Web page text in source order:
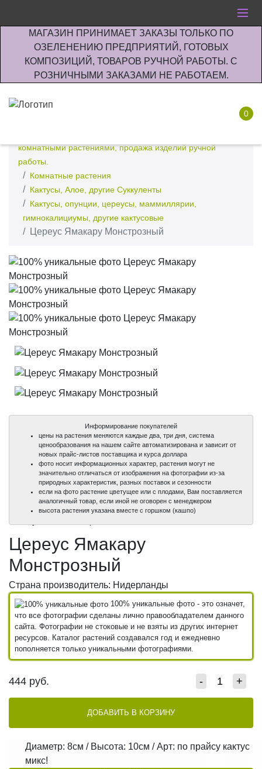
МАГАЗИН ПРИНИМАЕТ ЗАКАЗЫ ТОЛЬКО ПО
ОЗЕЛЕНЕНИЮ ПРЕДПРИЯТИЙ, ГОТОВЫХ
КОМПОЗИЦИЙ, ТОВАРОВ РУЧНОЙ РАБОТЫ. С
РОЗНИЧНЫМИ ЗАКАЗАМИ НЕ РАБОТАЕМ.
0
комнатными растениями, продажа изделий ручной
работы.
Комнатные растения
Кактусы, Алое, другие Суккуленты
Кактусы, опунции, цереусы, маммиллярии,
гимнокалициумы, другие кактусовые
Цереус Ямакару Монстрозный
100%
100%
100%
Информирование покупателей
цены на растения меняются каждые два, три дня, система
ценообразования на нашем сайте автоматизирована и зависит от
новых прайс-листов поставщика и курса доллара
фото носит информационных характер, растения могут не
значительно отличаться от изображения на фотографии из-за
природных характеристик, разных поставок и сезонности
если на фото растение цветущее или с плодами, Вам поставляется
аналогичный товар, если иной не оговорен с менеджером
высота растения указана вместе с горшком (кашпо)
Цереус Ямакару
Монстрозный
Страна производитель: Нидерланды
100% уникальные фото - это означет,
что все фотографии сделаны лично правообладателем данного
сайта. Фотографии не стоковые и не взяты из других интернет
ресурсов. Каталог растений создавался год и ежедневно
пополняется только уникальными фотографиями.
444 руб. - +
ДОБАВИТЬ В КОРЗИНУ
Диаметр: 8см / Высота: 10см / Арт: по прайсу кактус
микс!